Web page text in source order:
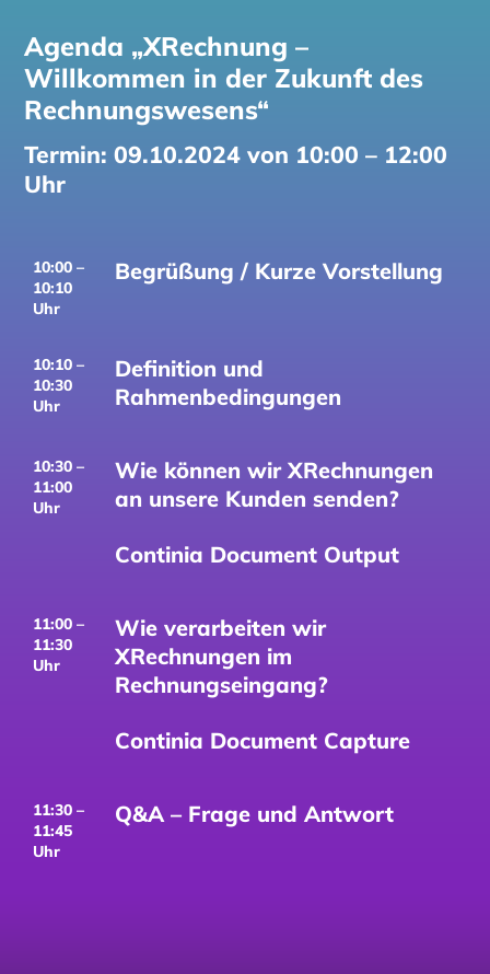
Agenda „XRechnung –
Willkommen in der Zukunft des
Rechnungswesens“
Termin: 09.10.2024 von 10:00 – 12:00
Uhr
10:00 –
10:10
Uhr
Begrüßung / Kurze Vorstellung
10:10 –
10:30
Uhr
Definition und
Rahmenbedingungen
10:30 –
11:00
Uhr
Wie können wir XRechnungen
an unsere Kunden senden?
Continia Document Output
11:00 –
11:30
Uhr
Wie verarbeiten wir
XRechnungen im
Rechnungseingang?
Continia Document Capture
11:30 –
11:45
Uhr
Q&A – Frage und Antwort